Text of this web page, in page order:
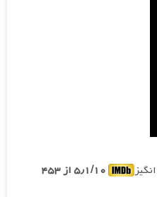
۵٫۱/۱۰ از ۴۵۳